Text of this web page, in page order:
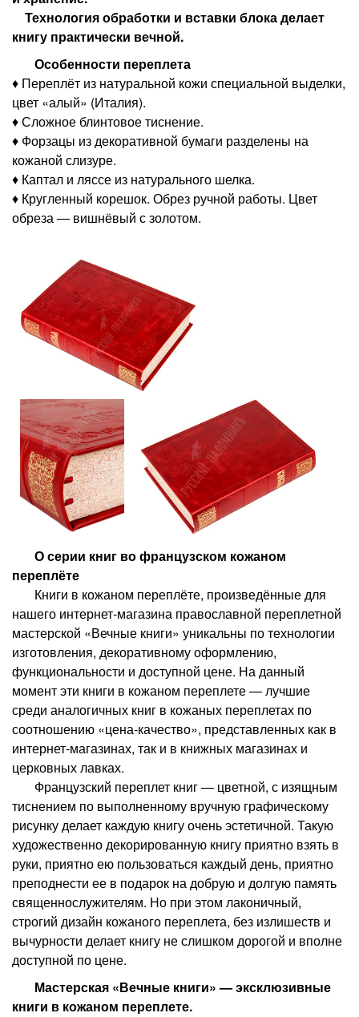
Технология обработки и вставки блока делает
книгу практически вечной.
Особенности переплета
♦ Переплёт из натуральной кожи специальной выделки,
цвет «алый» (Италия).
♦ Сложное блинтовое тиснение.
♦ Форзацы из декоративной бумаги разделены на
кожаной слизуре.
♦ Каптал и ляссе из натурального шелка.
♦ Кругленный корешок. Обрез ручной работы. Цвет
обреза — вишнёвый с золотом.
О серии книг во французском кожаном
переплёте
Книги в кожаном переплёте, произведённые для
нашего интернет-магазина православной переплетной
мастерской «Вечные книги» уникальны по технологии
изготовления, декоративному оформлению,
функциональности и доступной цене. На данный
момент эти книги в кожаном переплете — лучшие
среди аналогичных книг в кожаных переплетах по
соотношению «цена-качество», представленных как в
интернет-магазинах, так и в книжных магазинах и
церковных лавках.
Французский переплет книг — цветной, с изящным
тиснением по выполненному вручную графическому
рисунку делает каждую книгу очень эстетичной. Такую
художественно декорированную книгу приятно взять в
руки, приятно ею пользоваться каждый день, приятно
преподнести ее в подарок на добрую и долгую память
священнослужителям. Но при этом лаконичный,
строгий дизайн кожаного переплета, без излишеств и
вычурности делает книгу не слишком дорогой и вполне
доступной по цене.
Мастерская «Вечные книги» — эксклюзивные
книги в кожаном переплете.